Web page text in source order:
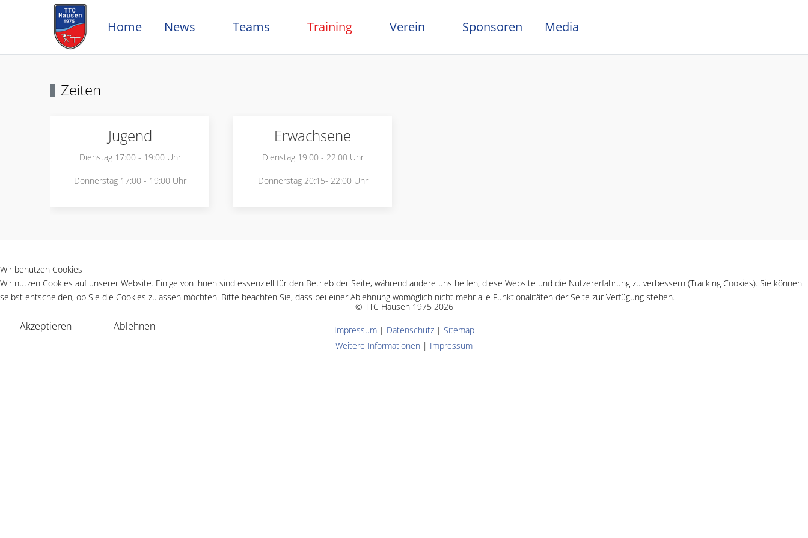
Home News Teams Training Verein Sponsoren Media
Zeiten
Jugend
Dienstag 17:00 - 19:00 Uhr
Donnerstag 17:00 - 19:00 Uhr
Erwachsene
Dienstag 19:00 - 22:00 Uhr
Donnerstag 20:15- 22:00 Uhr
© TTC Hausen 1975 2026
Impressum | Datenschutz | Sitemap
Wir benutzen Cookies
Wir nutzen Cookies auf unserer Website. Einige von ihnen sind essenziell für den Betrieb der Seite, während andere uns helfen, diese Website und die Nutzererfahrung zu verbessern (Tracking Cookies). Sie können
selbst entscheiden, ob Sie die Cookies zulassen möchten. Bitte beachten Sie, dass bei einer Ablehnung womöglich nicht mehr alle Funktionalitäten der Seite zur Verfügung stehen.
Akzeptieren Ablehnen
Weitere Informationen | Impressum